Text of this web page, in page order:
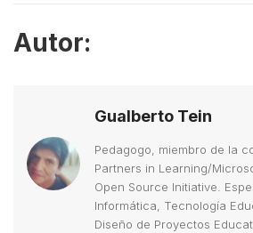
Autor:
Gualberto Tein
Pedagogo, miembro de la
Partners in Learning/
Open Source Initiative.
Informática, Tecnología
Diseño de Proyectos